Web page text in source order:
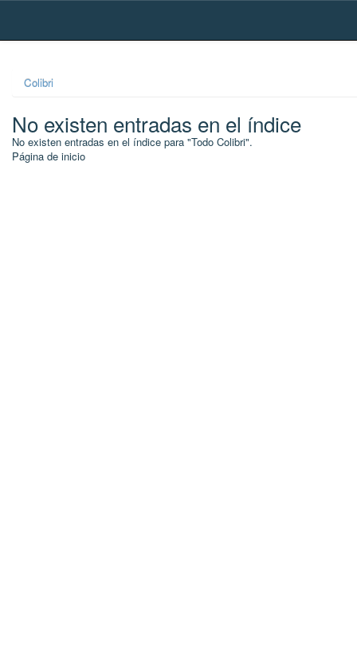
Skip
Colibri
No existen entradas en el índice
No existen entradas en el índice para "Todo Colibri".
Página de inicio